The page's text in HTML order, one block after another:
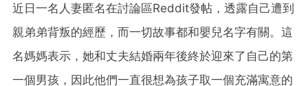
近日一名人妻匿名在討論區Reddit發帖，透露自己遭到
親弟弟背叛的經歷，而一切故事都和嬰兒名字有關。這
名媽媽表示，她和丈夫結婚兩年後終於迎來了自己的第
一個男孩，因此他們一直很想為孩子取一個充滿寓意的